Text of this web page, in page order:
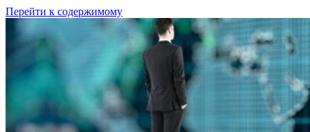
Перейти к содержимому